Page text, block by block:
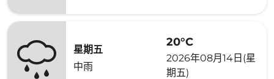
星期五
中雨
20°C
2026年08月14日(星
期五)